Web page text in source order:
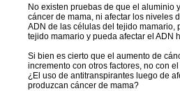
No existen pruebas de que el aluminio
cáncer de mama, ni afectar los niveles
ADN de las células del tejido mamario,
tejido mamario y pueda afectar el ADN
Si bien es cierto que el aumento de
incremento con otros factores, no con
¿El uso de antitranspirantes luego de
produzcan cáncer de mama?